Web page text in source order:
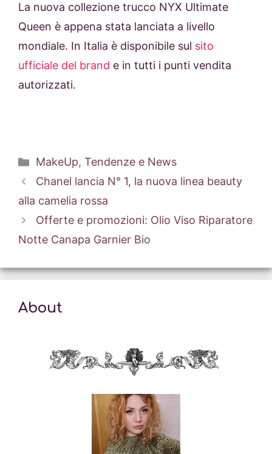
La nuova collezione trucco NYX Ultimate
Queen è appena stata lanciata a livello
mondiale. In Italia è disponibile sul sito
ufficiale del brand e in tutti i punti vendita
autorizzati.
Categorie
MakeUp, Tendenze e News
Chanel lancia N° 1, la nuova linea beauty
alla camelia rossa
Offerte e promozioni: Olio Viso Riparatore
Notte Canapa Garnier Bio
About